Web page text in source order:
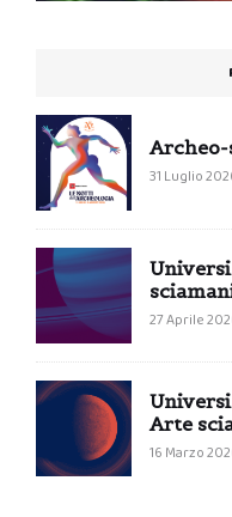
31 Luglio
27 Aprile
Arte
16 Marzo